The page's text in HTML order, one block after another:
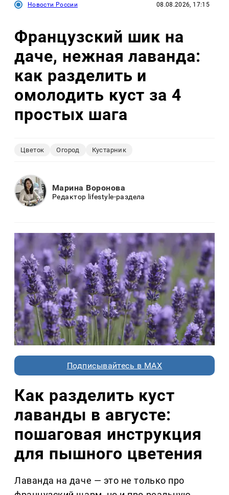
Новости России 08.08.2026, 17:15
Французский шик на
даче, нежная лаванда:
как разделить и
омолодить куст за 4
простых шага
Цветок Огород Кустарник
Марина Воронова
Редактор lifestyle-раздела
Подписывайтесь в MAX
Как разделить куст
лаванды в августе:
пошаговая инструкция
для пышного цветения
Лаванда на даче — это не только про